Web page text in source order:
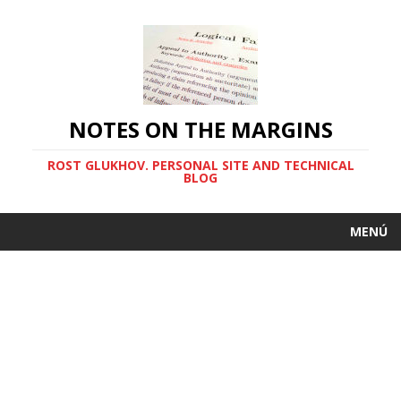
NOTES ON THE MARGINS
ROST GLUKHOV. PERSONAL SITE AND TECHNICAL
BLOG
MENÚ